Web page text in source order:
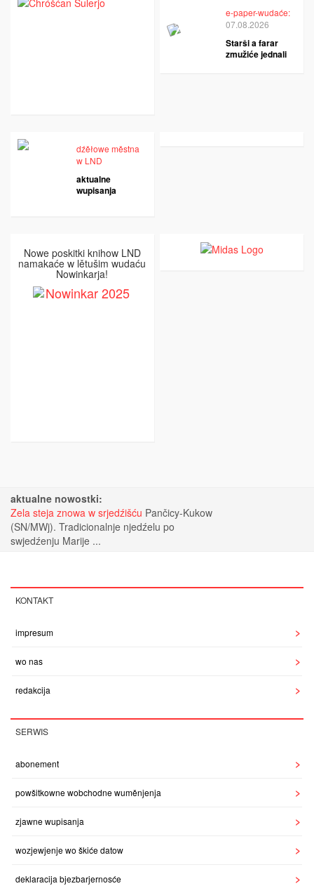
e-paper-wudaće:
07.08.2026
Starši a farar
zmužiće jednali
dźěłowe městna
w LND
aktualne
wupisanja
Nowe poskitki knihow LND
namakaće w lětušim wudaću
Nowinkarja!
aktualne nowostki:
Zela steja znowa w srjedźišću Pančicy-Kukow
(SN/MWj). Tradicionalnje njedźelu po
swjedźenju Marije ...
KONTAKT
impresum
wo nas
redakcija
SERWIS
abonement
powšitkowne wobchodne wuměnjenja
zjawne wupisanja
wozjewjenje wo škiće datow
deklaracija bjezbarjernosće